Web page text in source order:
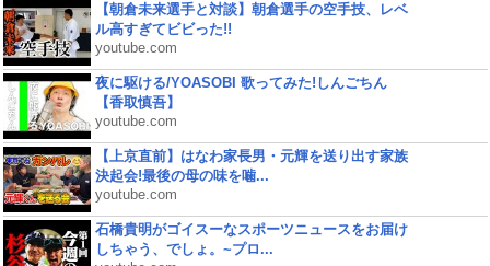
【朝倉未来選手と対談】朝倉選手の空手技、レベ
ル高すぎてビビった!!
youtube.com
夜に駆ける/YOASOBI 歌ってみた!しんごちん
【香取慎吾】
youtube.com
【上京直前】はなわ家長男・元輝を送り出す家族
決起会!最後の母の味を噛...
youtube.com
石橋貴明がゴイスーなスポーツニュースをお届け
しちゃう、でしょ。~プロ...